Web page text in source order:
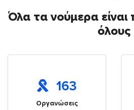
Όλα τα νούμερα είναι
όλους
163
Οργανώσεις